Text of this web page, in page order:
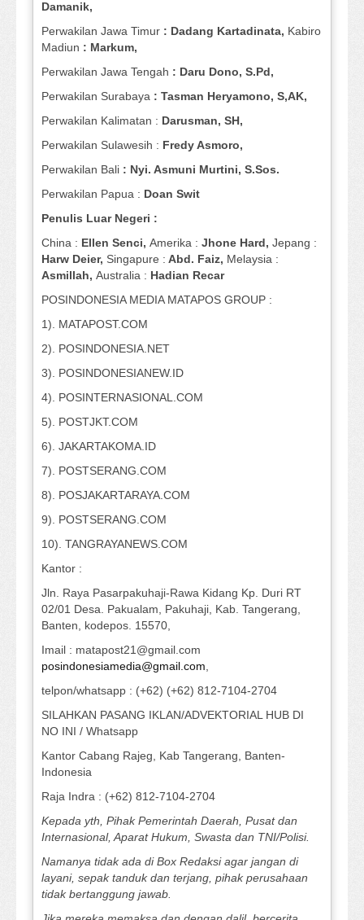
Damanik,
Perwakilan Jawa Timur : Dadang Kartadinata, Kabiro
Madiun : Markum,
Perwakilan Jawa Tengah : Daru Dono, S.Pd,
Perwakilan Surabaya : Tasman Heryamono, S,AK,
Perwakilan Kalimatan : Darusman, SH,
Perwakilan Sulawesih : Fredy Asmoro,
Perwakilan Bali : Nyi. Asmuni Murtini, S.Sos.
Perwakilan Papua : Doan Swit
Penulis Luar Negeri :
China : Ellen Senci, Amerika : Jhone Hard, Jepang :
Harw Deier, Singapure : Abd. Faiz, Melaysia :
Asmillah, Australia : Hadian Recar
POSINDONESIA MEDIA MATAPOS GROUP :
1). MATAPOST.COM
2). POSINDONESIA.NET
3). POSINDONESIANEW.ID
4). POSINTERNASIONAL.COM
5). POSTJKT.COM
6). JAKARTAKOMA.ID
7). POSTSERANG.COM
8). POSJAKARTARAYA.COM
9). POSTSERANG.COM
10). TANGRAYANEWS.COM
Kantor :
Jln. Raya Pasarpakuhaji-Rawa Kidang Kp. Duri RT
02/01 Desa. Pakualam, Pakuhaji, Kab. Tangerang,
Banten, kodepos. 15570,
Imail : matapost21@gmail.com
posindonesiamedia@gmail.com
telpon/whatsapp : (+62) (+62) 812-7104-2704
SILAHKAN PASANG IKLAN/ADVEKTORIAL HUB DI
NO INI / Whatsapp
Kantor Cabang Rajeg, Kab Tangerang, Banten-
Indonesia
Raja Indra : (+62) 812-7104-2704
Kepada yth, Pihak Pemerintah Daerah, Pusat dan
Internasional, Aparat Hukum, Swasta dan TNI/Polisi.
Namanya tidak ada di Box Redaksi agar jangan di
layani, sepak tanduk dan terjang, pihak perusahaan
tidak bertanggung jawab.